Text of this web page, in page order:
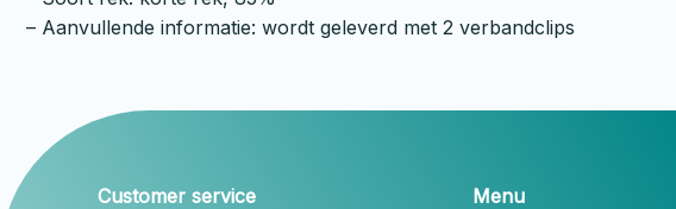
– Aanvullende informatie: wordt geleverd met 2 verbandclips
Customer service Menu